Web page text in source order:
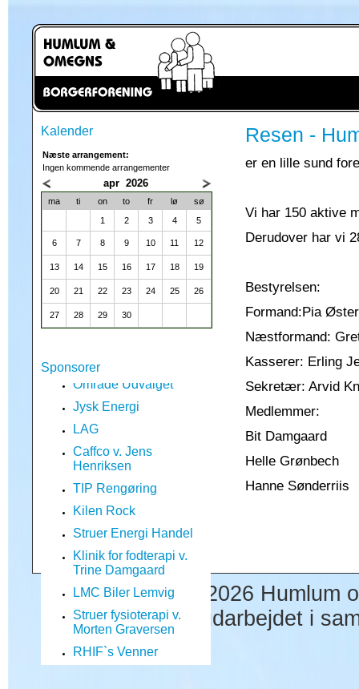
Kalender
Næste arrangement:
Ingen kommende arrangementer
apr 2026
ma ti on to fr lø
sø
1
2 3 4 5
6 7 8 9 10 11 12
13 14 15 16 17 18 19
20 21 22 23 24 25 26
27 28 29 30
Sponsorer
Jysk Energi
LAG
Caffco v. Jens
TIP Rengøring
Kilen Rock
Struer Energi Handel
Klinik for fodterapi v.
LMC Biler Lemvig
Struer fysioterapi v.
RHIF`s Venner
Mr. Arthur
Resen -
er en lille sund
Vi har 150 aktive
Derudover har vi
Bestyrelsen:
Formand:Pia
Næstformand:
Kasserer: Erling
Sekretær: Arvid
Medlemmer:
Bit Damgaard
Helle Grønbech
Hanne Sønderriis
© Copyright 2026 Humlum
udarbejdet i